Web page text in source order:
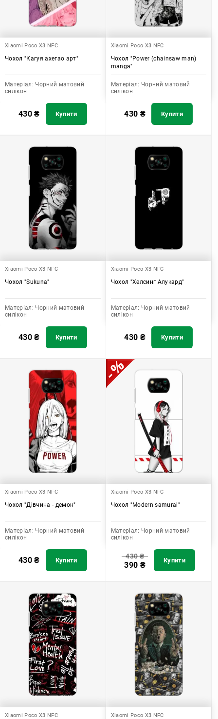
Xiaomi Poco X3 NFC
Чохол "Кагуя ахегао арт"
Матеріал: Чорний матовий
силікон
430₴ Купити
Xiaomi Poco X3 NFC
Чохол "Power (chainsaw man)
manga"
Матеріал: Чорний матовий
силікон
430 ₴ Купити
Xiaomi Poco X3 NFC
Чохол "Sukuna"
Матеріал: Чорний матовий
силікон
430₴ Купити
Xiaomi Poco X3 NFC
Чохол "Хелсинг Алукард"
Матеріал: Чорний матовий
силікон
430 ₴ Купити
Xiaomi Poco X3 NFC
Чохол "Дівчина - демон"
Матеріал: Чорний матовий
силікон
430₴ Купити
Xiaomi Poco X3 NFC
Чохол "Modern samurai"
Матеріал: Чорний матовий
силікон
430₴
390 ₴ Купити
Xiaomi Poco X3 NFC Xiaomi Poco X3 NFC